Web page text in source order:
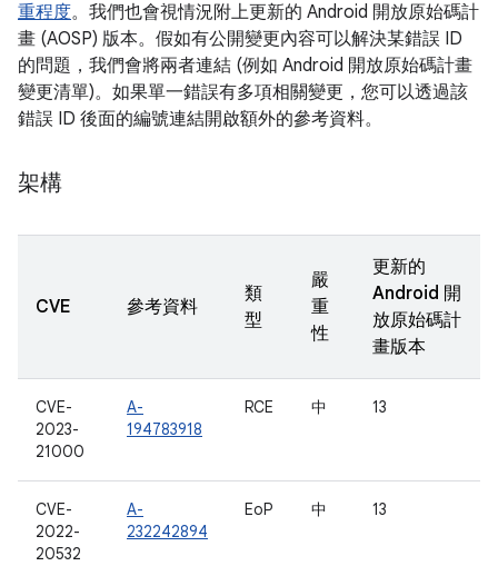
重程度。我們也會視情況附上更新的 Android 開放原始碼計
畫 (AOSP) 版本。假如有公開變更內容可以解決某錯誤 ID
的問題，我們會將兩者連結 (例如 Android 開放原始碼計畫
變更清單)。如果單一錯誤有多項相關變更，您可以透過該
錯誤 ID 後面的編號連結開啟額外的參考資料。
架構
CVE 參考資料
類
型
嚴
重
性
更新的
Android 開
放原始碼計
畫版本
CVE-
2023-
21000
A-
194783918
RCE 中 13
CVE-
2022-
20532
A-
232242894
EoP 中 13